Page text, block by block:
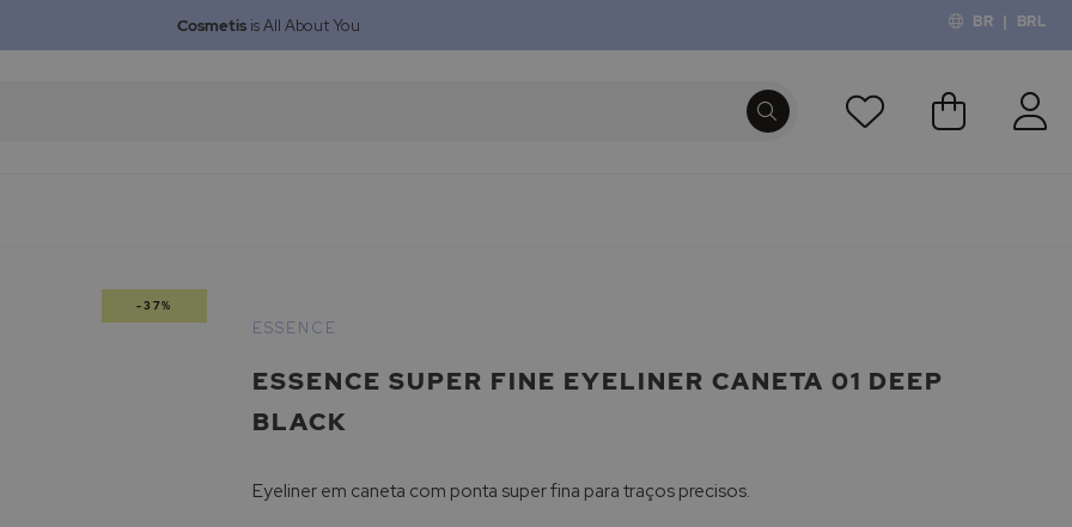
BR | BRL
Cosmetisis All About You
O Meu
-37%
ESSENCE SUPER FINE EYELINER CANETA 01 DEEP
BLACK
ESSENCE
Eyeliner em caneta com ponta super fina para traços precisos.